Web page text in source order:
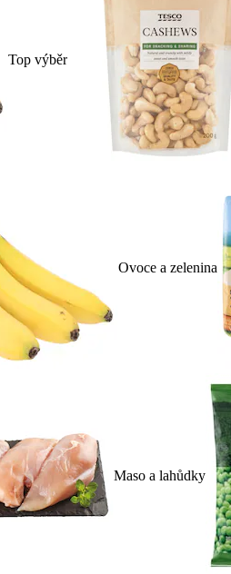
Top výběr
Ovoce a zelenina
Maso a lahůdky